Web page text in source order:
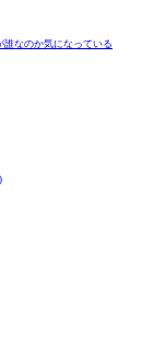
なのか気になっている